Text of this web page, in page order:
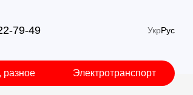
79-49 УкрРус
разное Электротранспорт